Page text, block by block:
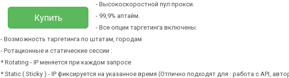
Купить
- Высокоскоростной пул прокси.
- 99,9% аптайм.
- Все опции таргетинга включены.
- Возможность таргетинга по штатам, городам
- Ротационные и статические сессии :
* Rotating - IP меняется при каждом запросе
* Static ( Sticky ) - IP фиксируется на указанное время (Отлично подходят для : работа с API,